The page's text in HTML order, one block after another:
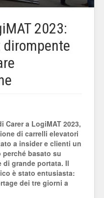
2023:
Carer a LogiMAT 2023,
di carrelli elevatori
a insider e clienti un
basato su
di grande portata. Il
è stato entusiasta:
dei tre giorni a